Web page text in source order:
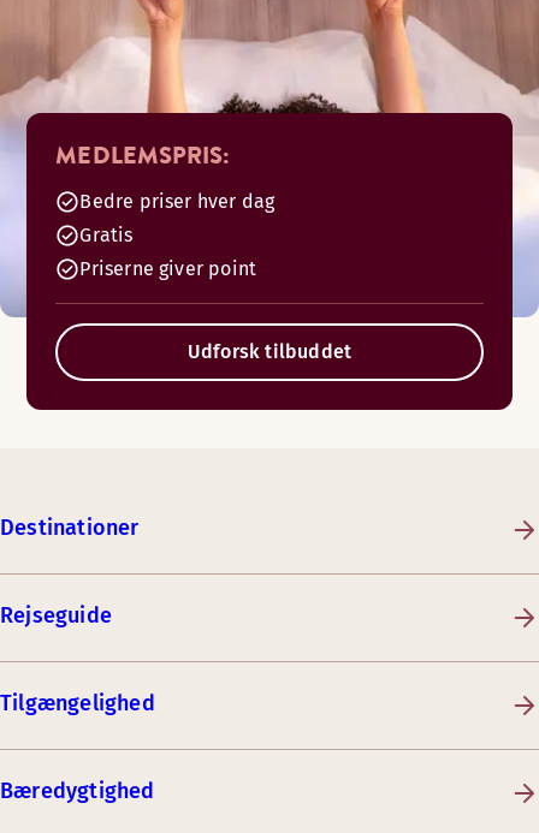
MEDLEMSPRIS:
Bedre priser hver dag
Gratis
Priserne giver point
Udforsk tilbuddet
Destinationer
Rejseguide
Tilgængelighed
Bæredygtighed